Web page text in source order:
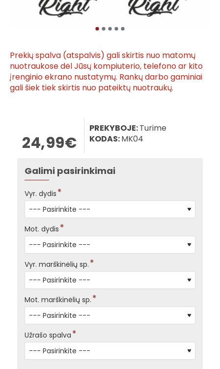
Prekių spalva (atspalvis) gali skirtis nuo matomų
nuotraukose dėl Jūsų kompiuterio, telefono ar kito
įrenginio ekrano nustatymų. Rankų darbo gaminiai
gali šiek tiek skirtis nuo pateiktų nuotraukų.
24,99€
PREKYBOJE:Turime
KODAS:MK04
Galimi pasirinkimai
Vyr. dydis
Mot. dydis
Vyr. marškinėlių sp.
Mot. marškinėlių sp.
Užrašo spalva